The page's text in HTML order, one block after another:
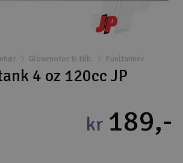
Glowmotor & tilb. Fueltanker
4 oz 120cc JP
kr 189,-